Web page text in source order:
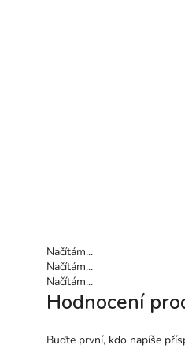
Načítám...
Načítám...
Načítám...
Hodnocení
Buďte první, kdo napíše